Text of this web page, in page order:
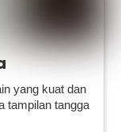
yang kuat dan
tampilan tangga